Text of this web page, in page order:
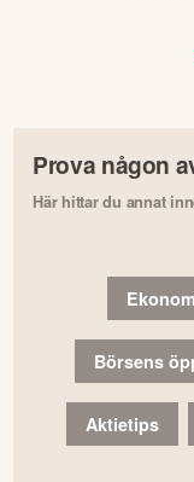
Prova någon
Här hittar du annat
Börsens
Aktietips